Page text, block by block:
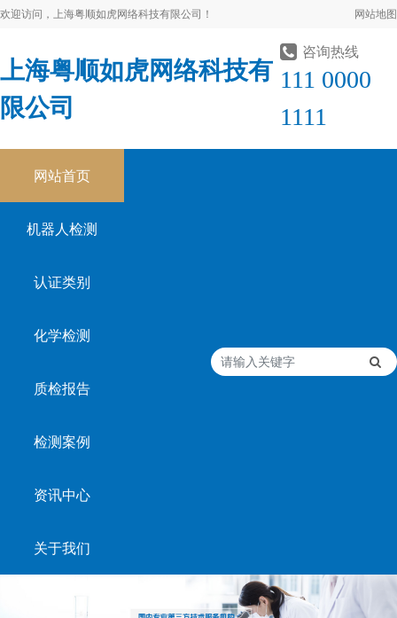
欢迎访问，上海粤顺如虎网络科技有限公司！ 网站地图
上海粤顺如虎网络科技有
限公司
咨询热线
111 0000
1111
网站首页
机器人检测
认证类别
化学检测
质检报告
检测案例
资讯中心
关于我们